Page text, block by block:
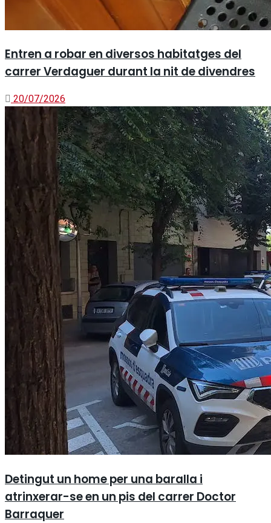
Entren a robar en diversos habitatges del
carrer Verdaguer durant la nit de divendres
20/07/2026
Detingut un home per una baralla i
atrinxerar-se en un pis del carrer Doctor
Barraquer